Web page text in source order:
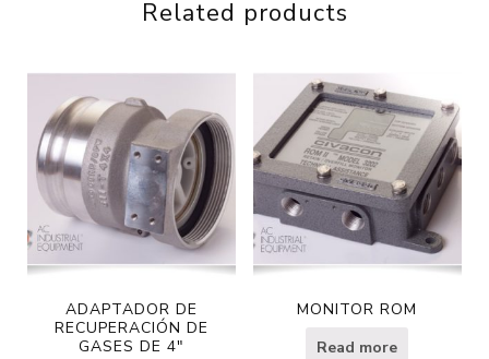
Related products
ADAPTADOR DE
RECUPERACIÓN DE
GASES DE 4″
MONITOR ROM
Read more